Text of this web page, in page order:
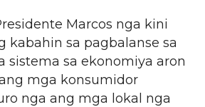
Marcos nga kini
kabahin sa pagbalanse sa
sistema sa ekonomiya aron
mga konsumidor
nga ang mga lokal nga